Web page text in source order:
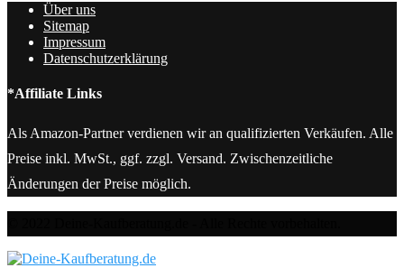
Über uns
Sitemap
Impressum
Datenschutzerklärung
*Affiliate Links
Als Amazon-Partner verdienen wir an qualifizierten Verkäufen. Alle
Preise inkl. MwSt., ggf. zzgl. Versand. Zwischenzeitliche
Änderungen der Preise möglich.